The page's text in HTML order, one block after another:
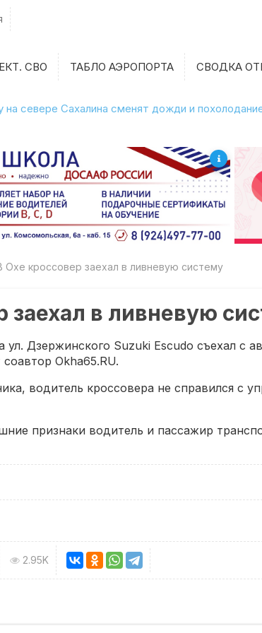
СВО ТАБЛО АЭРОПОРТА СВОДКА
на севере Сахалина сменят дожди и
Охе кроссовер заехал в ливневую систему
заехал в ливневую
ул. Дзержинского Suzuki Escudo съехал с
Okha65.RU.
водитель кроссовера не справился с
признаки водитель и пассажир
2.95K